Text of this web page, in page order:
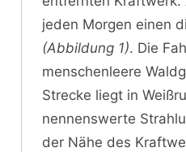
jeden Morgen einen
(Abbildung 1). Die
menschenleere
Strecke liegt in
nennenswerte
der Nähe des